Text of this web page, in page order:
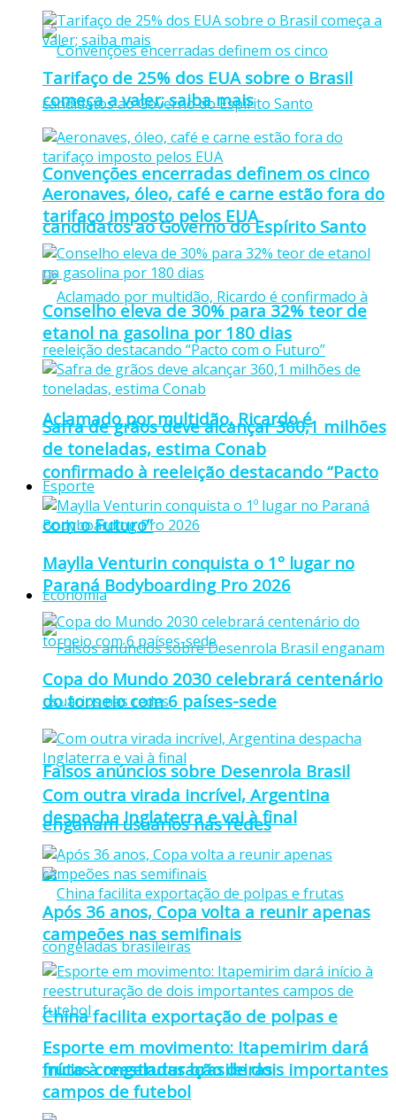
Convenções encerradas definem os cinco
candidatos ao Governo do Espírito Santo
Aclamado por multidão, Ricardo é
confirmado à reeleição destacando “Pacto
com o Futuro”
Economia
Falsos anúncios sobre Desenrola Brasil
enganam usuários nas redes
China facilita exportação de polpas e
frutas congeladas brasileiras
Tarifaço de 25% dos EUA sobre o Brasil
começa a valer; saiba mais
Aeronaves, óleo, café e carne estão fora do
tarifaço imposto pelos EUA
Conselho eleva de 30% para 32% teor de
etanol na gasolina por 180 dias
Safra de grãos deve alcançar 360,1 milhões
de toneladas, estima Conab
Esporte
Maylla Venturin conquista o 1º lugar no
Paraná Bodyboarding Pro 2026
Copa do Mundo 2030 celebrará centenário
do torneio com 6 países-sede
Com outra virada incrível, Argentina
despacha Inglaterra e vai à final
Após 36 anos, Copa volta a reunir apenas
campeões nas semifinais
Esporte em movimento: Itapemirim dará
início à reestruturação de dois importantes
campos de futebol